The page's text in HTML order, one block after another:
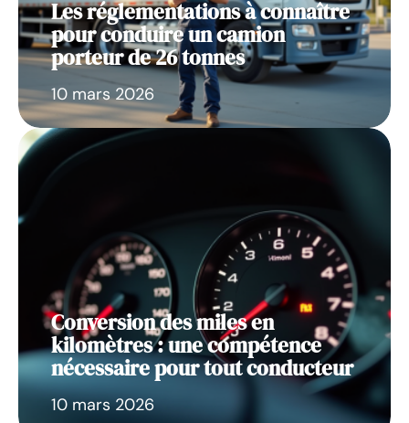
Les réglementations à connaître
pour conduire un camion
porteur de 26 tonnes
10 mars 2026
Conversion des miles en
kilomètres : une compétence
nécessaire pour tout conducteur
10 mars 2026